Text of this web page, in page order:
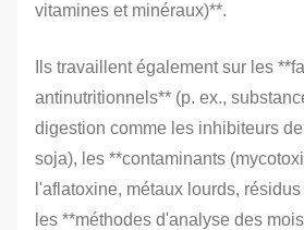
vitamines et minéraux)**.
Ils travaillent également sur les
antinutritionnels** (p. ex.,
digestion comme les inhibiteurs
soja), les **contaminants
l'aflatoxine, métaux lourds,
les **méthodes d'analyse des